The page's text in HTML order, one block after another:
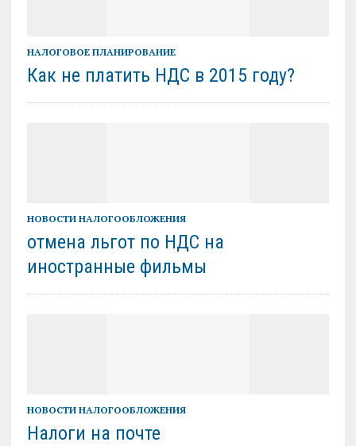
НАЛОГОВОЕ ПЛАНИРОВАНИЕ
Как не платить НДС в 2015 году?
НОВОСТИ НАЛОГООБЛОЖЕНИЯ
отмена льгот по НДС на
иностранные фильмы
НОВОСТИ НАЛОГООБЛОЖЕНИЯ
Налоги на почте